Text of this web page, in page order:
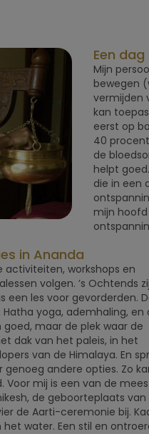
Een
Mijn
bewegen
vermijden
kan
eerst op
40
de
helpt
die in een
mijn
in Ananda
activiteiten, workshops en
volgen. ’s Ochtends
een les voor gevorderden.
yoga, ademhaling, en
maar de plek waar de
dak van het paleis, in het
van de Himalaya. En
andere opties. Zo
Voor mij is een van de
de geboorteplaats van
de Aarti-ceremonie bij.
water. Een stil en